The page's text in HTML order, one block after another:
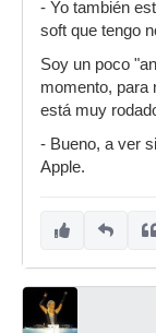
- Yo también
soft que tengo
Soy un poco
momento, para
está muy
- Bueno, a ver
Apple.